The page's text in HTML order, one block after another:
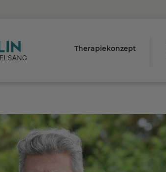
Therapiekonzept